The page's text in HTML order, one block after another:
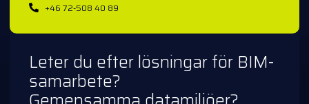
+46 72-508 40 89
Leter du efter lösningar för BIM-
samarbete?